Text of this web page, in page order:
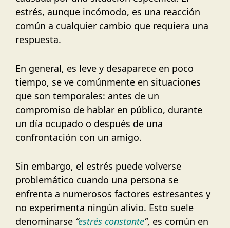
estrés, aunque incómodo, es una reacción
común a cualquier cambio que requiera una
respuesta.
En general, es leve y desaparece en poco
tiempo, se ve comúnmente en situaciones
que son temporales: antes de un
compromiso de hablar en público, durante
un día ocupado o después de una
confrontación con un amigo.
Sin embargo, el estrés puede volverse
problemático cuando una persona se
enfrenta a numerosos factores estresantes y
no experimenta ningún alivio. Esto suele
denominarse “estrés constante”, es común en